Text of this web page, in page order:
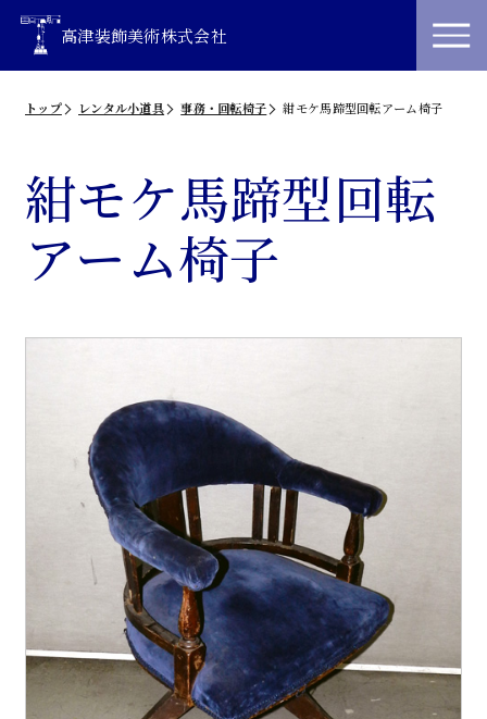
高津装飾美術株式会社
トップ レンタル小道具 事務・回転椅子 紺モケ馬蹄型回転アーム椅子
紺モケ馬蹄型回転
アーム椅子